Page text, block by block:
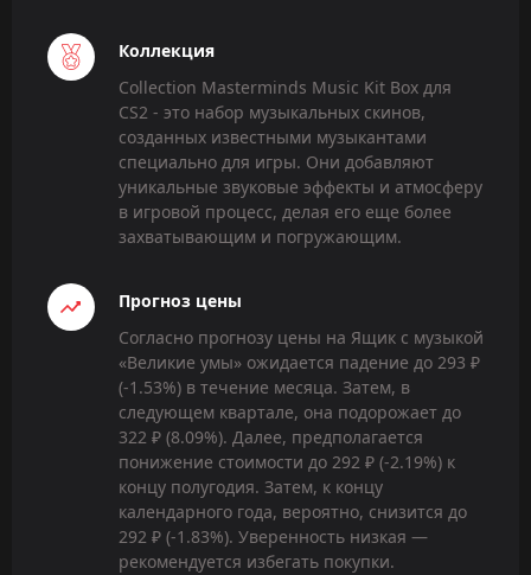
Коллекция
Collection Masterminds Music Kit Box для
CS2 - это набор музыкальных скинов,
созданных известными музыкантами
специально для игры. Они добавляют
уникальные звуковые эффекты и атмосферу
в игровой процесс, делая его еще более
захватывающим и погружающим.
Прогноз цены
Согласно прогнозу цены на Ящик с музыкой
«Великие умы» ожидается падение до 293 ₽
(-1.53%) в течение месяца. Затем, в
следующем квартале, она подорожает до
322 ₽ (8.09%). Далее, предполагается
понижение стоимости до 292 ₽ (-2.19%) к
концу полугодия. Затем, к концу
календарного года, вероятно, снизится до
292 ₽ (-1.83%). Уверенность низкая —
рекомендуется избегать покупки.